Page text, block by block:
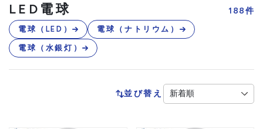
LED電球 188件
電球（LED） 電球（ナトリウム）
電球（水銀灯）
並び替え